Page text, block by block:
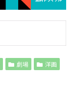
劇場 洋画